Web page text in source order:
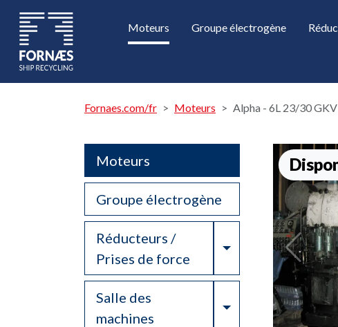
Moteurs Groupe électrogène
Fornaes.com/fr Moteurs Alpha - 6L 23/30 GKV
Moteurs
Groupe électrogène
Réducteurs /
Prises de force
Toggle Dropdown
Salle des
machines
Toggle Dropdown